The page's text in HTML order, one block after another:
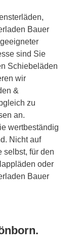
Bauer
sind Sie
Schiebeläden
wir
&
zu
an.
wertbeständig
Nicht auf
selbst, für den
oder
Bauer